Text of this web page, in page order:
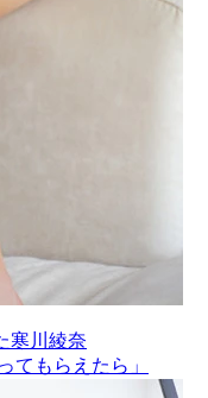
寒川綾奈
てもらえたら」